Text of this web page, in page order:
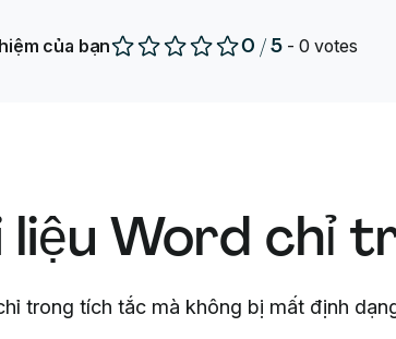
của bạn 0 /5 -0 votes
Word chỉ
trong tích tắc mà không bị mất định